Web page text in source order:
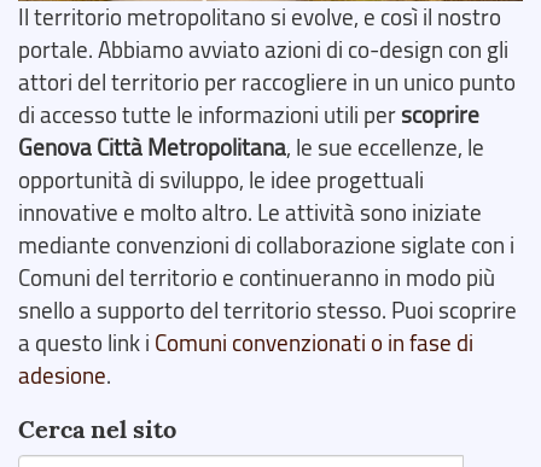
Il territorio metropolitano si evolve, e così il nostro
portale. Abbiamo avviato azioni di co-design con gli
attori del territorio per raccogliere in un unico punto
di accesso tutte le informazioni utili perscoprire
Genova Città Metropolitana, le sue eccellenze, le
opportunità di sviluppo, le idee progettuali
innovative e molto altro. Le attività sono iniziate
mediante convenzioni di collaborazione siglate con i
Comuni del territorio e continueranno in modo più
snello a supporto del territorio stesso. Puoi scoprire
a questo link i Comuni convenzionati o in fase di
adesione.
Cerca nel sito